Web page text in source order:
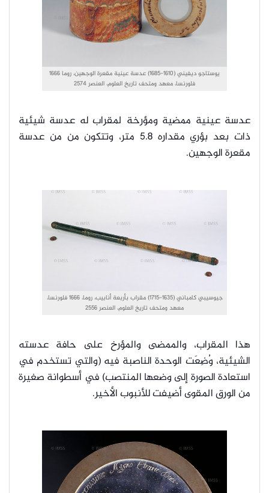
يوستاجو ديفيني (1610-1685) عدسة عينية مقعرة الوجهين، روما 1666
فلورنسا، معهد ومتحف تاريخ العلوم، العنصر 2574
عدسة عينية ممضية ومؤرخة لمقراب له عدسة شيئية
ذات بعد بؤري مقداره 5.8 متر، وتتكون من من عدسة
مقعرة الوجهين.
جيوسيبي كامباني (1635-1715) مقراب بأربعة أنابيب، روما، 1666 فلورنسا،
معهد ومتحف تاريخ العلوم، العنصر 2556
هذا المقراب، والممضى والمؤرخ على حافة عدسته
الشيئية، وُضِعَت الوحدة الناصبة فيه (والتي تستخدم في
استعادة الصورة إلى وضعها المنتصب) في أسطوانة صغيرة
من الورق المقوى أضيفت للأنبوب الأخير.